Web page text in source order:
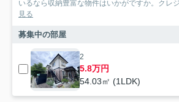
いるなら収納豊富な物件はいかがですか。クレ
見る
募集中の部屋
2
5.8万円
54.03㎡ (1LDK)